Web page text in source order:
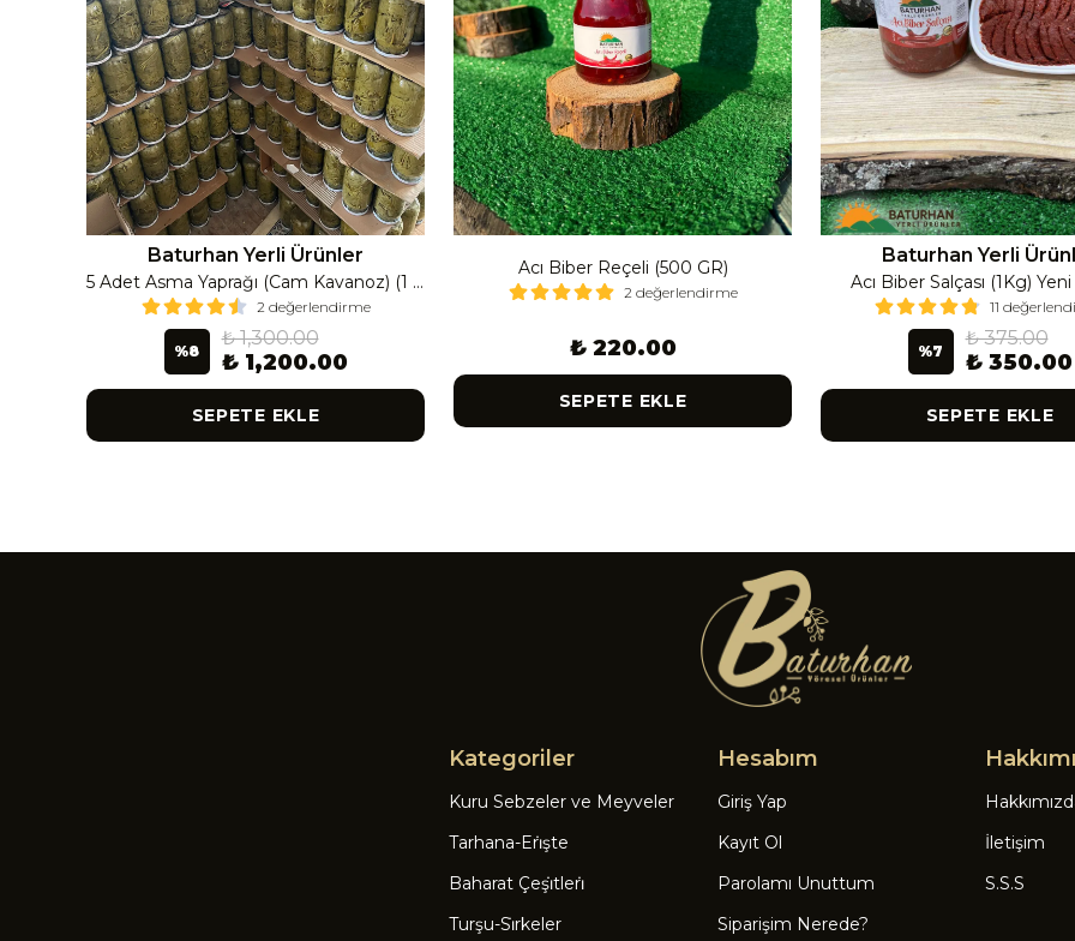
Baturhan Yerli Ürünler
5 Adet Asma Yaprağı (Cam Kavanoz) (1 Lt Cam Kavanoz 350-400 Gr) 350 G
2 değerlendirme
%8
₺ 1,300.00
₺ 1,200.00
SEPETE EKLE
Acı Biber Reçeli (500 GR)
2 değerlendirme
₺ 220.00
SEPETE EKLE
Baturhan Yerli
Acı Biber Salçası (1Kg)
11
%7
₺ 375.00
₺ 350.00
SEPETE EKLE
Kategoriler
Kuru Sebzeler ve Meyveler
Tarhana-Eri̇şte
Baharat Çeşi̇tleri̇
Turşu-Si̇rkeler
Hesabım
Giriş Yap
Kayıt Ol
Parolamı Unuttum
Siparişim Nerede?
İletişim
S.S.S